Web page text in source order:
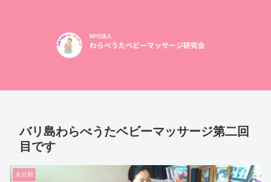
バリ島わらべうたベビーマッサージ第二回
目です
未分類